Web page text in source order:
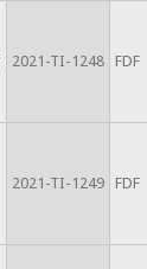
2021-TI-1248 FDF
2021-TI-1249 FDF